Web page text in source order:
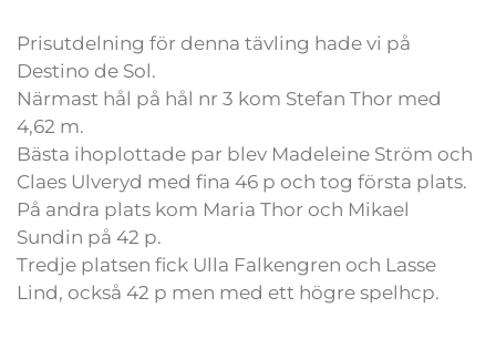
Prisutdelning för denna tävling hade vi på
Destino de Sol.
Närmast hål på hål nr 3 kom Stefan Thor med
4,62 m.
Bästa ihoplottade par blev Madeleine Ström och
Claes Ulveryd med fina 46 p och tog första plats.
På andra plats kom Maria Thor och Mikael
Sundin på 42 p.
Tredje platsen fick Ulla Falkengren och Lasse
Lind, också 42 p men med ett högre spelhcp.